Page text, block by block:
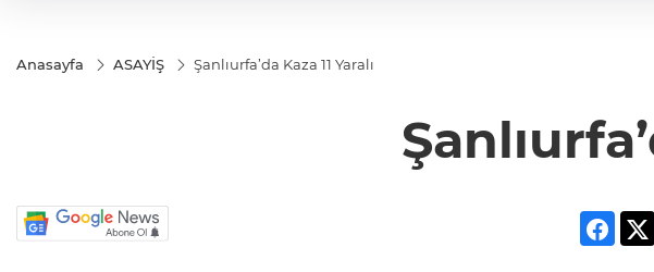
Anasayfa ASAYİŞ Şanlıurfa’da Kaza 11 Yaralı